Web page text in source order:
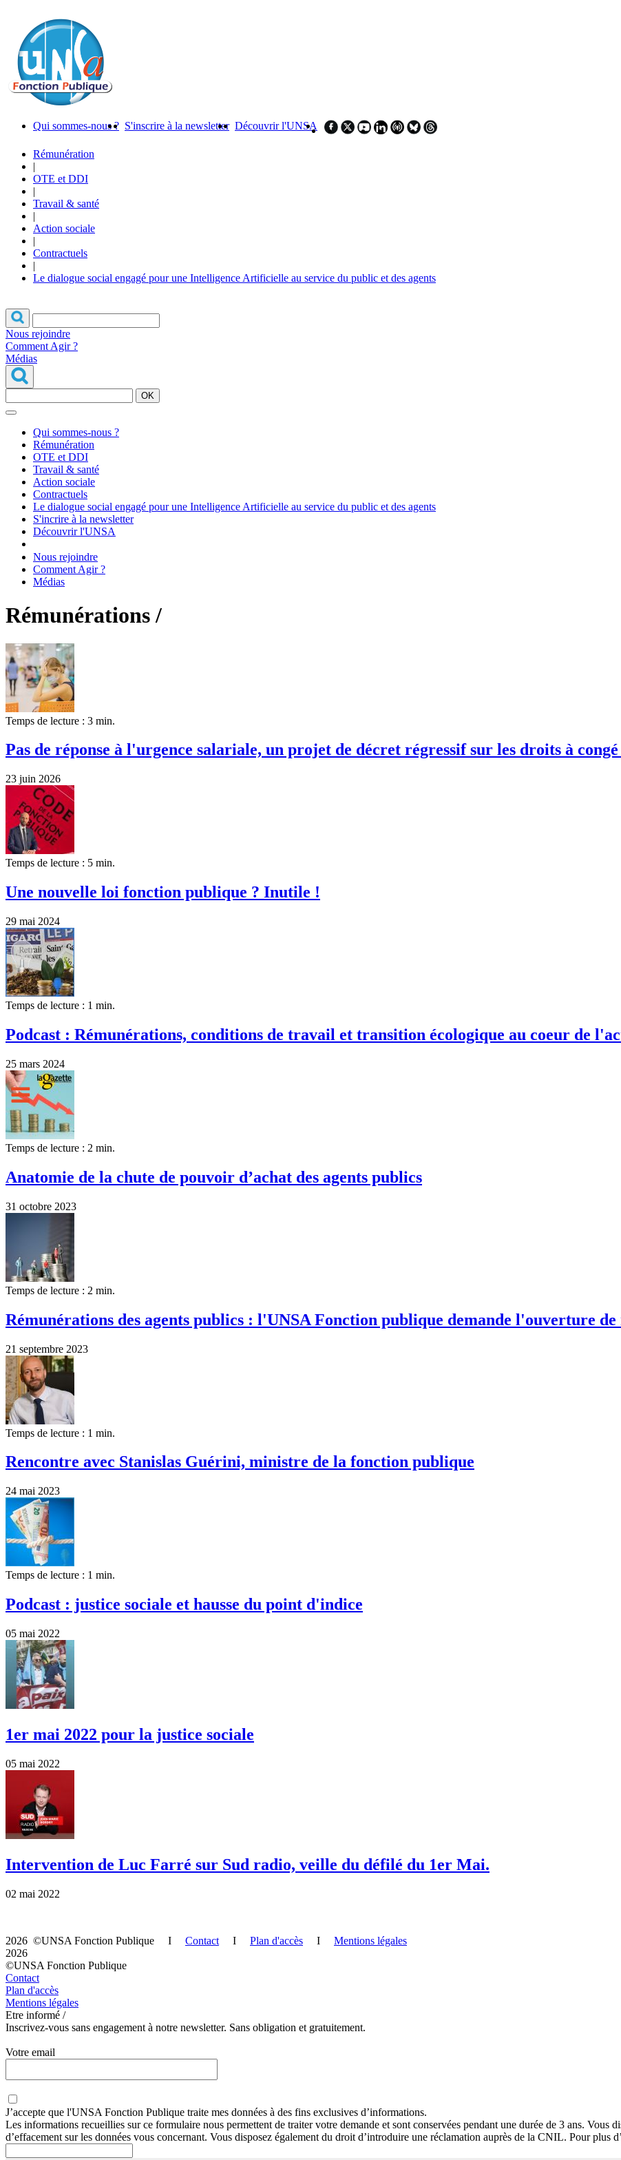
Qui sommes-nous ? S'inscrire à la newsletter Découvrir l'UNSA
Rémunération
|
OTE et DDI
|
Travail & santé
|
Action sociale
|
Contractuels
|
Le dialogue social engagé pour une Intelligence Artificielle au service du public et des agents
Nous rejoindre
Comment Agir ?
Médias
OK
Qui sommes-nous ?
Rémunération
OTE et DDI
Travail & santé
Action sociale
Contractuels
Le dialogue social engagé pour une Intelligence Artificielle au service du public et des agents
S'incrire à la newsletter
Découvrir l'UNSA
Nous rejoindre
Comment Agir ?
Médias
Rémunérations /
Temps de lecture : 3 min.
Pas de réponse à l'urgence salariale, un projet de décret régressif sur les droits à
23 juin 2026
Temps de lecture : 5 min.
Une nouvelle loi fonction publique ? Inutile !
29 mai 2024
Temps de lecture : 1 min.
Podcast : Rémunérations, conditions de travail et transition écologique au coeur de
25 mars 2024
Temps de lecture : 2 min.
Anatomie de la chute de pouvoir d’achat des agents publics
31 octobre 2023
Temps de lecture : 2 min.
Rémunérations des agents publics : l'UNSA Fonction publique demande l'ouverture de
21 septembre 2023
Temps de lecture : 1 min.
Rencontre avec Stanislas Guérini, ministre de la fonction publique
24 mai 2023
Temps de lecture : 1 min.
Podcast : justice sociale et hausse du point d'indice
05 mai 2022
1er mai 2022 pour la justice sociale
05 mai 2022
Intervention de Luc Farré sur Sud radio, veille du défilé du 1er Mai.
02 mai 2022
2026 ©UNSA Fonction Publique I Contact I Plan d'accès I Mentions légales
2026
©UNSA Fonction Publique
Contact
Plan d'accès
Mentions légales
Etre informé /
Inscrivez-vous sans engagement à notre newsletter. Sans obligation et gratuitement.
Votre email
J’accepte que l'UNSA Fonction Publique traite mes données à des fins exclusives d’informations.
Les informations recueillies sur ce formulaire nous permettent de traiter votre demande et sont conservées pendant une durée de 3 ans. Vous
d’effacement sur les données vous concernant. Vous disposez également du droit d’introduire une réclamation auprès de la CNIL. Pour plus